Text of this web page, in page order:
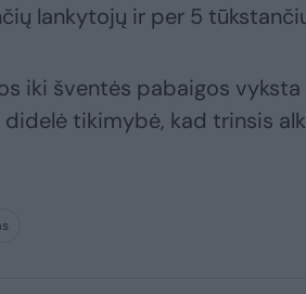
lankytojų ir per 5
iki šventės pabaigos vyksta
tikimybė, kad trinsis